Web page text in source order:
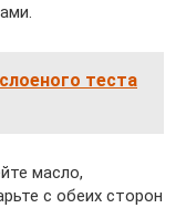
теста
масло,
с обеих сторон